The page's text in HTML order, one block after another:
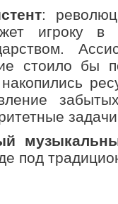
:
игроку в
стоило бы
накопились
под